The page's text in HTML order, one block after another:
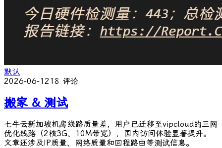
默认
2026-06-12 18 评论
搬家 & 测试
七牛云新加坡机房线路质量差，用户已迁移至vipcloud的三网
优化线路（2核3G、10M带宽），国内访问体验显著提升。
文章还涉及IP质量、网络质量和回程路由等测试信息。